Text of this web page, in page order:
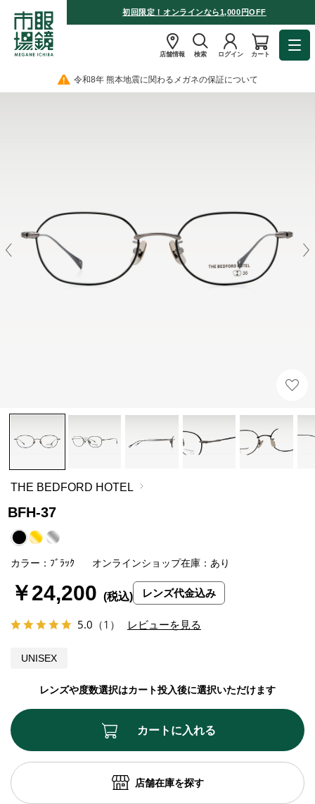
初回限定！オンラインなら1,000円OFF
店舗情報 検索 ログイン カート
令和8年 熊本地震に関わるメガネの保証について
THE BEDFORD HOTEL
BFH-37
5.0 （1） レビューを見る
UNISEX
カラー：ﾌﾞﾗｯｸ オンラインショップ在庫：あり
レンズや度数選択はカート投入後に選択いただけます
￥24,200 レンズ代金込み
カートに入れる
店舗在庫を探す